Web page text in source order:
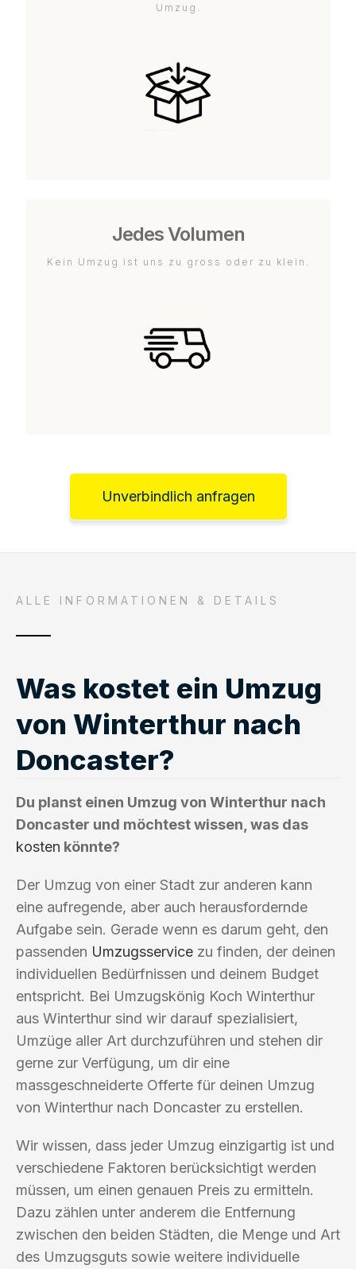
Umzug.
Jedes Volumen
Kein Umzug ist uns zu gross oder zu klein.
Unverbindlich anfragen
ALLE INFORMATIONEN & DETAILS
Was kostet ein Umzug
von Winterthur nach
Doncaster?
Du planst einen Umzug von Winterthur nach
Doncaster und möchtest wissen, was das
kosten könnte?
Der Umzug von einer Stadt zur anderen kann
eine aufregende, aber auch herausfordernde
Aufgabe sein. Gerade wenn es darum geht, den
passenden Umzugsservice zu finden, der deinen
individuellen Bedürfnissen und deinem Budget
entspricht. Bei Umzugskönig Koch Winterthur
aus Winterthur sind wir darauf spezialisiert,
Umzüge aller Art durchzuführen und stehen dir
gerne zur Verfügung, um dir eine
massgeschneiderte Offerte für deinen Umzug
von Winterthur nach Doncaster zu erstellen.
Wir wissen, dass jeder Umzug einzigartig ist und
verschiedene Faktoren berücksichtigt werden
müssen, um einen genauen Preis zu ermitteln.
Dazu zählen unter anderem die Entfernung
zwischen den beiden Städten, die Menge und Art
des Umzugsguts sowie weitere individuelle